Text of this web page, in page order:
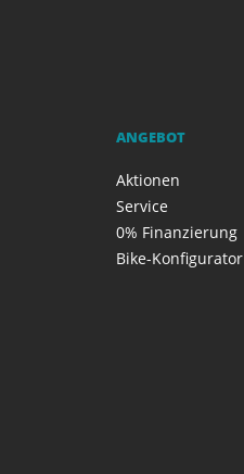
ANGEBOT
Aktionen
Service
0% Finanzierung
Bike-Konfigurator